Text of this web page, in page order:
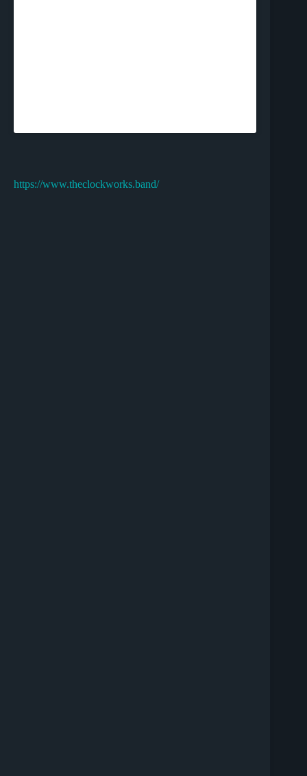
https://www.theclockworks.band/